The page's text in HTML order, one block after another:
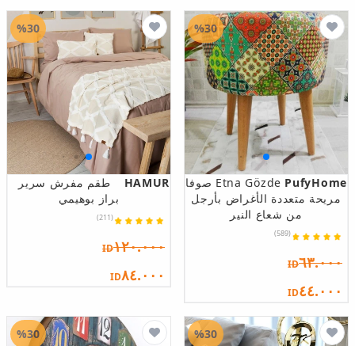
PufyHome
Etna Gözde صوفا
مريحة متعددة الأغراض بأرجل
من شعاع النير
(589)
ID٦٣.٠٠٠
ID٤٤.٠٠٠
%30
HAMUR
طقم مفرش سرير
براز بوهيمي
(211)
ID١٢٠.٠٠٠
ID٨٤.٠٠٠
%30
%30
%30